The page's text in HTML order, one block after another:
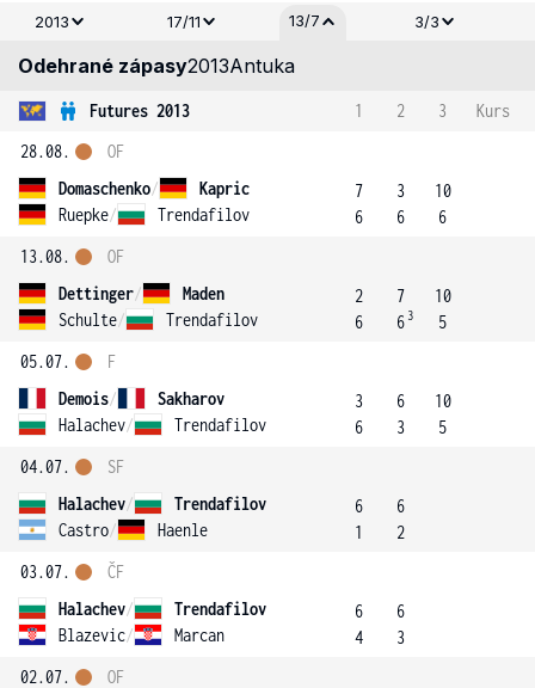
2013
17/11 13/7 3/3
Odehrané zápasy2013Antuka
Futures 2013 1 2 3
Kurs
28.08.
Domaschenko/
Kapric
Ruepke/ Trendafilov
OF
7
6
3
6
10
6
13.08.
Dettinger/
Maden
Schulte/ Trendafilov
OF
2
6
7
6 3
10
5
05.07.
Demois/
Sakharov
Halachev/ Trendafilov
F
3
6
6
3
10
5
04.07.
Halachev/
Trendafilov
Castro/ Haenle
SF
6
1
6
2
03.07.
Halachev/
Trendafilov
Blazevic/ Marcan
ČF
6
4
6
3
02.07.
OF